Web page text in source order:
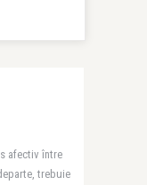
afectiv între
trebuie